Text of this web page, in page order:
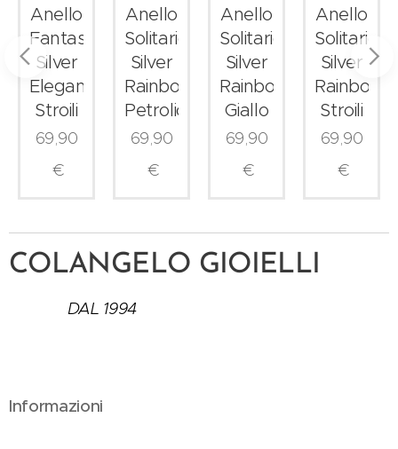
Anello
Fantasia
Silver
Elegance
Stroili
69,90
€
Anello
Solitario
Silver
Rainbow
Petrolio
69,90
€
Anello
Solitario
Silver
Rainbow
Giallo
69,90
€
Anello
Solitario
Silver
Rainbow
Stroili
69,90
€
COLANGELO GIOIELLI
DAL 1994
Informazioni